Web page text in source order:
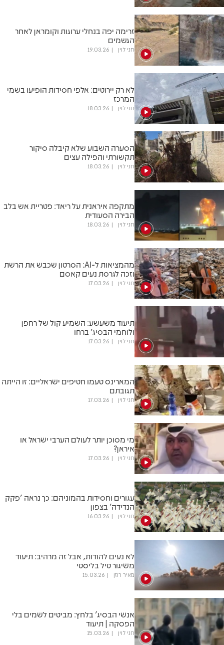
זרימה יפה בנחלי ערוגות וקומראן לאחר
הגשמים
חני לוין 19.03.26
לא רק יירוטים: אלפי חסידות הופיעו בשמי
המרכז
חני לוין 18.03.26
הסערה השבוע שלא קיבלה סיקור
תקשורתי והפילה עצים
חני לוין 18.03.26
מתקפה איראנית על ריאד: פטריית אש בלב
הבירה הסעודית
חני לוין 18.03.26
מהמציאות ל-AI: הסרטון שכבש את הרשת
וזכה לגרסת נעים קאסם
חני לוין 17.03.26
תיעוד משעשע: השמיע קול של רחפן
ולוחמי הבסיג' ברחו
חני לוין 17.03.26
המארינס טעמו חטיפים ישראליים: זו הייתה
תגובתם
חני לוין 17.03.26
מי מסוכן יותר לעולם הערבי ישראל או
איראן?
חני לוין 17.03.26
עגורים וחסידות בהמוניהם: כך נראה 'פקק
הנדידה' בצפון
חני לוין 16.03.26
לא נעים להודות, אבל זה מרהיב: תיעוד
משיגור טיל בליסטי
מאיר רוזן 15.03.26
אנשי הבסיג' בלחץ: מביטים לשמים בלי
הפסקה | תיעוד
חני לוין 15.03.26